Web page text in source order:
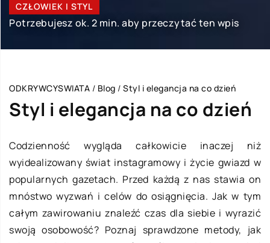
CZŁOWIEK I STYL
Potrzebujesz ok. 2 min. aby przeczytać ten wpis
ODKRYWCYSWIATA / Blog / Styl i elegancja na co dzień
Styl i elegancja na co dzień
Codzienność wygląda całkowicie inaczej niż
wyidealizowany świat instagramowy i życie gwiazd w
popularnych gazetach. Przed każdą z nas stawia on
mnóstwo wyzwań i celów do osiągnięcia. Jak w tym
całym zawirowaniu znaleźć czas dla siebie i wyrazić
swoją osobowość? Poznaj sprawdzone metody, jak